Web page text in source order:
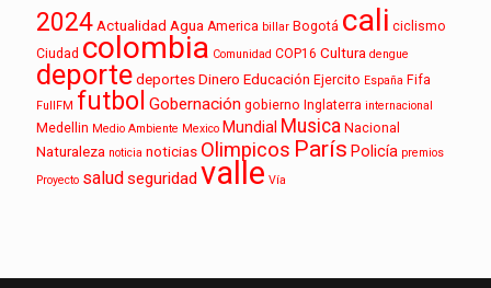
2024 Actualidad Agua America billar Bogotá cali ciclismo
Ciudad colombia Comunidad COP16 Cultura dengue
deporte deportes Dinero Educación Ejercito España Fifa
FullFM futbol Gobernación gobierno Inglaterra internacional
Medellin Medio Ambiente Mexico Mundial Musica Nacional
Naturaleza noticia noticias Olimpicos París Policía premios
Proyecto saludseguridadvalle Vía